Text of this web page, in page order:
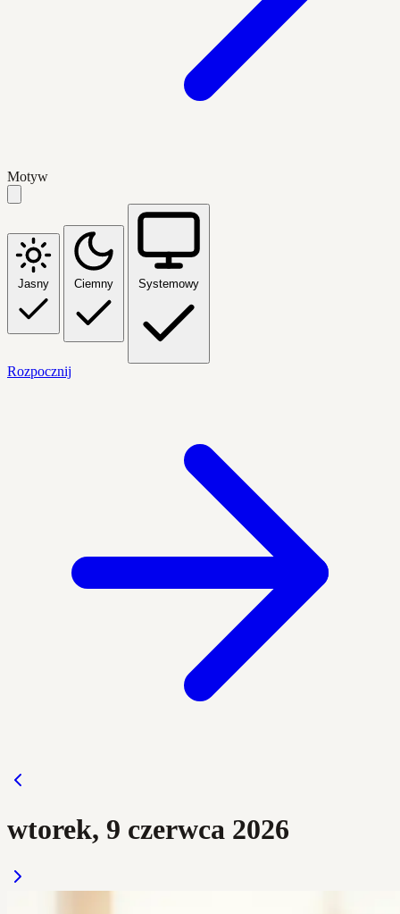
Motyw
Jasny Ciemny Systemowy
Rozpocznij
wtorek, 9 czerwca 2026